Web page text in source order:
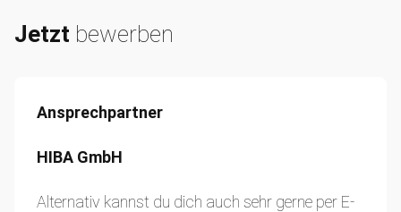
Jetzt bewerben
Ansprechpartner
HIBA GmbH
Alternativ kannst du dich auch sehr gerne per E-